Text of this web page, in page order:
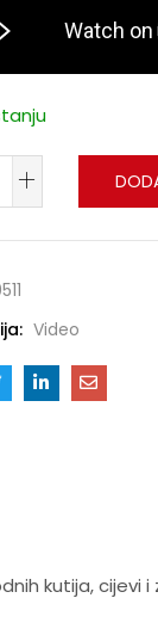
Video
kutija, cijevi i